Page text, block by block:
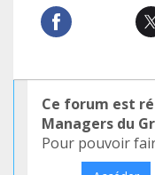
Ce forum est
Managers du
Pour pouvoir